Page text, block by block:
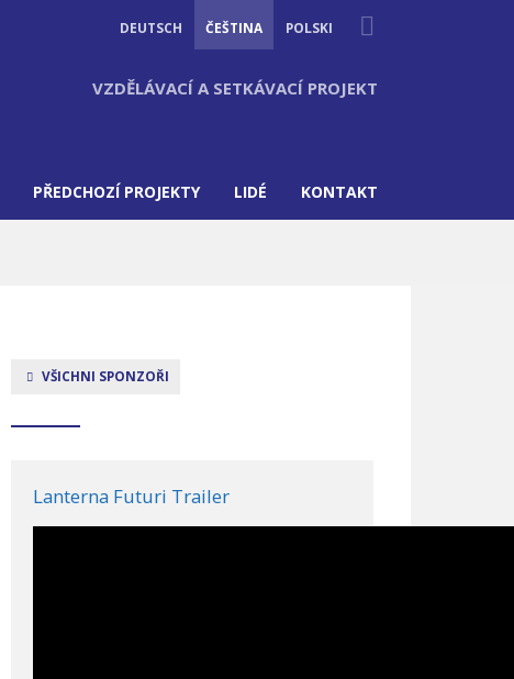
DEUTSCH ČEŠTINA POLSKI
VZDĚLÁVACÍ A SETKÁVACÍ PROJEKT
PŘEDCHOZÍ PROJEKTY LIDÉ KONTAKT
VŠICHNI SPONZOŘI
Lanterna Futuri Trailer